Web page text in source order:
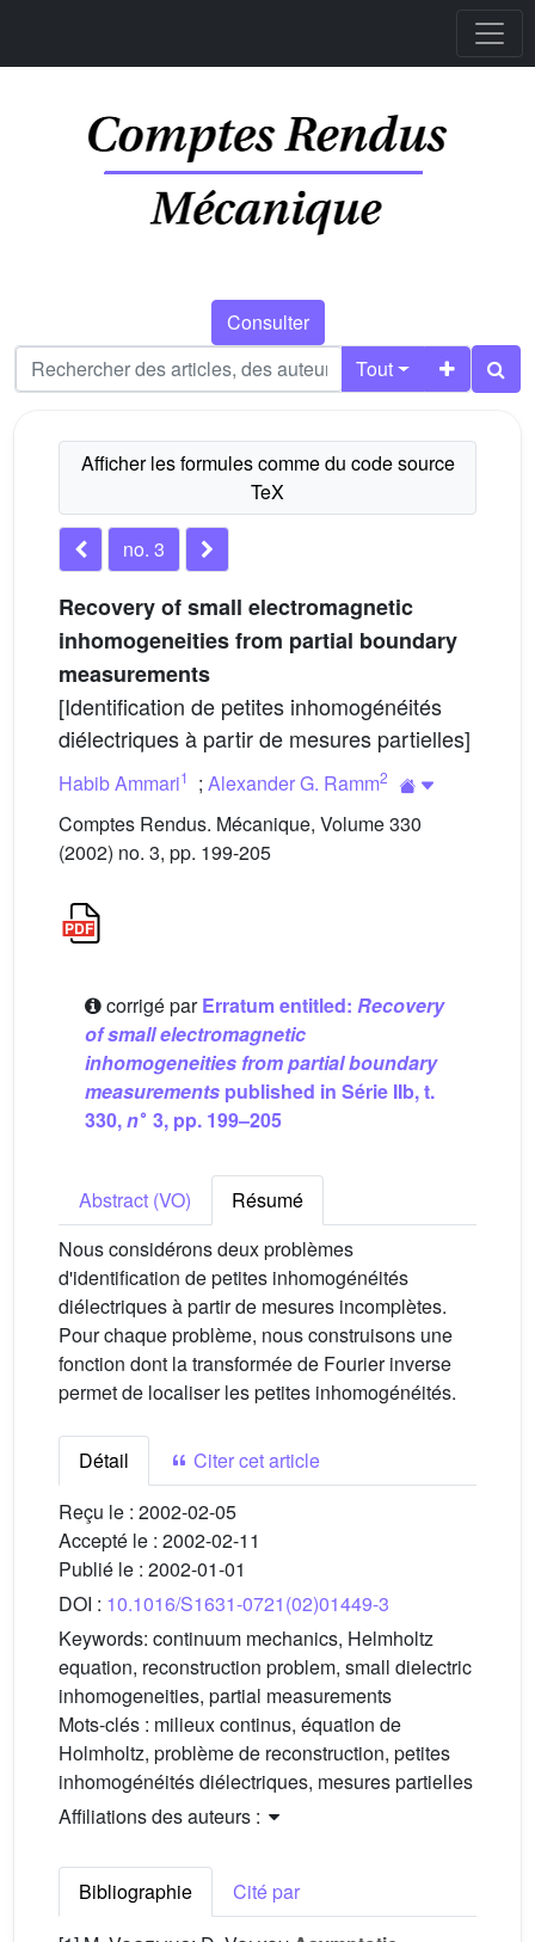
Consulter
Tout
no. 3
Recovery of small electromagnetic
inhomogeneities from partial boundary
measurements
[Identification de petites inhomogénéités
diélectriques à partir de mesures partielles]
Habib Ammari1 ; Alexander G. Ramm2
Comptes Rendus. Mécanique, Volume 330
(2002) no. 3, pp. 199-205
corrigé parErratum entitled: Recovery
of small electromagnetic
inhomogeneities from partial boundary
measurements published in Série IIb, t.
330,n∘ 3, pp. 199–205
Abstract (VO)
Résumé
Nous considérons deux problèmes
d'identification de petites inhomogénéités
diélectriques à partir de mesures incomplètes.
Pour chaque problème, nous construisons une
fonction dont la transformée de Fourier inverse
permet de localiser les petites inhomogénéités.
Détail
Citer cet article
Reçu le : 2002-02-05
Accepté le : 2002-02-11
Publié le : 2002-01-01
DOI : 10.1016/S1631-0721(02)01449-3
Keywords: continuum mechanics, Helmholtz
equation, reconstruction problem, small dielectric
inhomogeneities, partial measurements
Mots-clés : milieux continus, équation de
Holmholtz, problème de reconstruction, petites
inhomogénéités diélectriques, mesures partielles
Affiliations des auteurs :
Bibliographie
Cité par